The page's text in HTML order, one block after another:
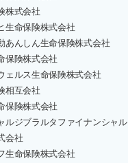
株式会社
生命保険株式会社
あんしん生命保険株式会社
保険株式会社
ェルス生命保険株式会社
相互会社
保険株式会社
ルジブラルタファイナンシャル
会社
生命保険株式会社